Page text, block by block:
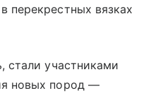
перекрестных вязках
стали участниками
новых пород —